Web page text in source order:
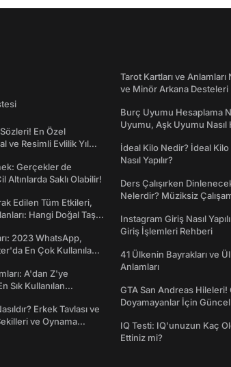
En Özel
ve Resimli Evlilik Yıl
Gerçekler de
Altınlarda Saklı Olabilir!
Edilen Tüm Etkileri,
Hangi Doğal Taş
2023 WhatsApp,
En Çok Kullanılan
A'dan Z'ye
Sık Kullanılan
Erkek Tavlası ve
ve Oynama
Tarot Kartları ve
ve Minör Arkana Desteleri
Burç Uyumu Hesaplama
Uyumu, Aşk Uyumu Nasıl
İdeal Kilo Nedir? İdeal
Nasıl Yapılır?
Ders Çalışırken
Nelerdir? Müziksiz
Instagram Giriş Nasıl
Giriş İşlemleri Rehberi
41 Ülkenin Bayrakları ve
Anlamları
GTA San Andreas Hileleri!
Doyamayanlar İçin
IQ Testi: IQ'unuzun Kaç
Ettiniz mi?